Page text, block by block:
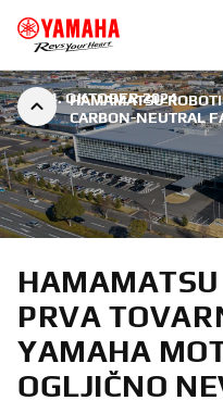
HAMAMATSU
CARBON-NEUTRAL
24. OKTOBER 2024
HAMAMATSU
PRVA
YAMAHA
OGLJIČNO